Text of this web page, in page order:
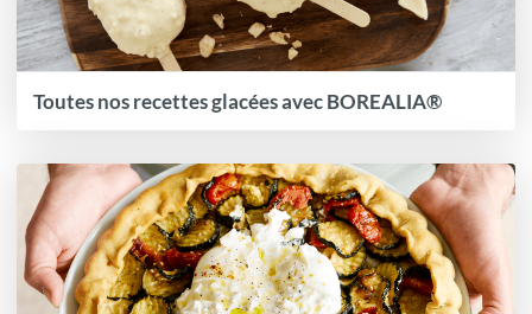
Toutes nos recettes glacées avec BOREALIA®